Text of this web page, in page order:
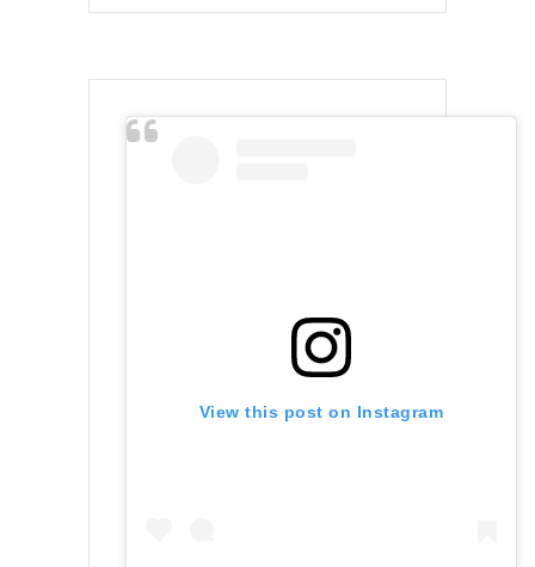
View this post on Instagram